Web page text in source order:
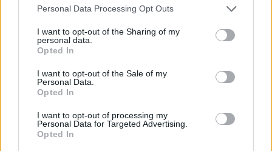
Please note that this website/app uses one or more Google
not limited to your visit or usage behaviour. You may click to
grant or deny consent to Google and its third-party tags to
use your data for below specified purposes in below Google
consent section.
Personal Data Processing Opt Outs
I want to opt-out of the Sharing of my
personal data.
Opted In
I want to opt-out of the Sale of my
Personal Data.
Opted In
I want to opt-out of processing my
Personal Data for Targeted Advertising.
Opted In
Országos hírek oktatás továbbképzés
Egyetem
Országos hírek
A lakosságra is fontos szerep hárul a